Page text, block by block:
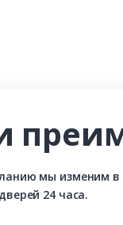
мы изменим в
24 часа.